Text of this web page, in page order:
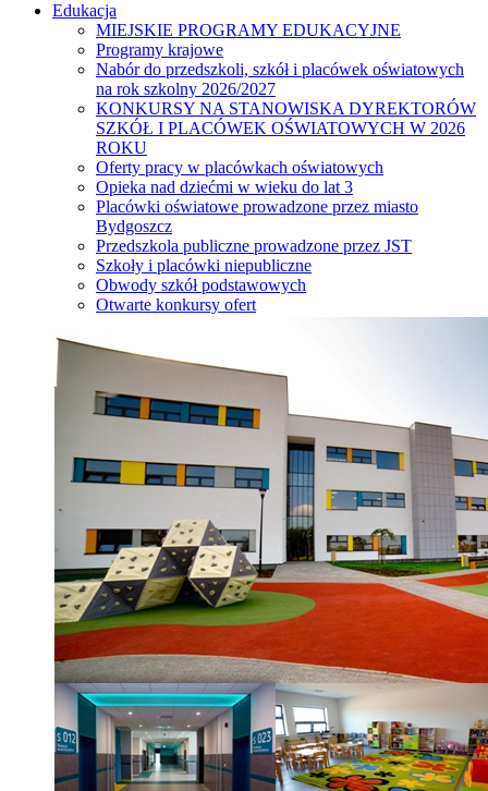
Edukacja
MIEJSKIE PROGRAMY EDUKACYJNE
Programy krajowe
Nabór do przedszkoli, szkół i placówek oświatowych
na rok szkolny 2026/2027
KONKURSY NA STANOWISKA DYREKTORÓW
SZKÓŁ I PLACÓWEK OŚWIATOWYCH W 2026
ROKU
Oferty pracy w placówkach oświatowych
Opieka nad dziećmi w wieku do lat 3
Placówki oświatowe prowadzone przez miasto
Bydgoszcz
Przedszkola publiczne prowadzone przez JST
Szkoły i placówki niepubliczne
Obwody szkół podstawowych
Otwarte konkursy ofert